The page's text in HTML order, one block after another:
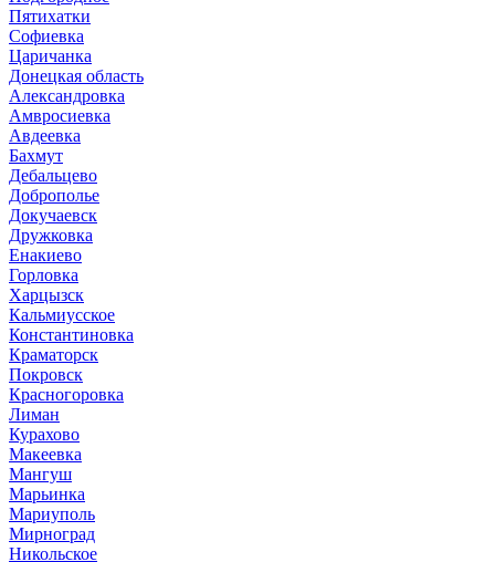
Пятихатки
Софиевка
Царичанка
Донецкая область
Александровка
Амвросиевка
Авдеевка
Бахмут
Дебальцево
Доброполье
Докучаевск
Дружковка
Енакиево
Горловка
Харцызск
Кальмиусское
Константиновка
Краматорск
Покровск
Красногоровка
Лиман
Курахово
Макеевка
Мангуш
Марьинка
Мариуполь
Мирноград
Никольское